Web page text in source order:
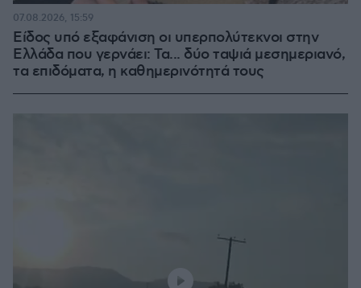
Είδος υπό εξαφάνιση οι υπερπολύτεκνοι στην
Ελλάδα που γερνάει: Τα... δύο ταψιά μεσημεριανό,
τα επιδόματα, η καθημερινότητά τους
07.08.2026, 15:59